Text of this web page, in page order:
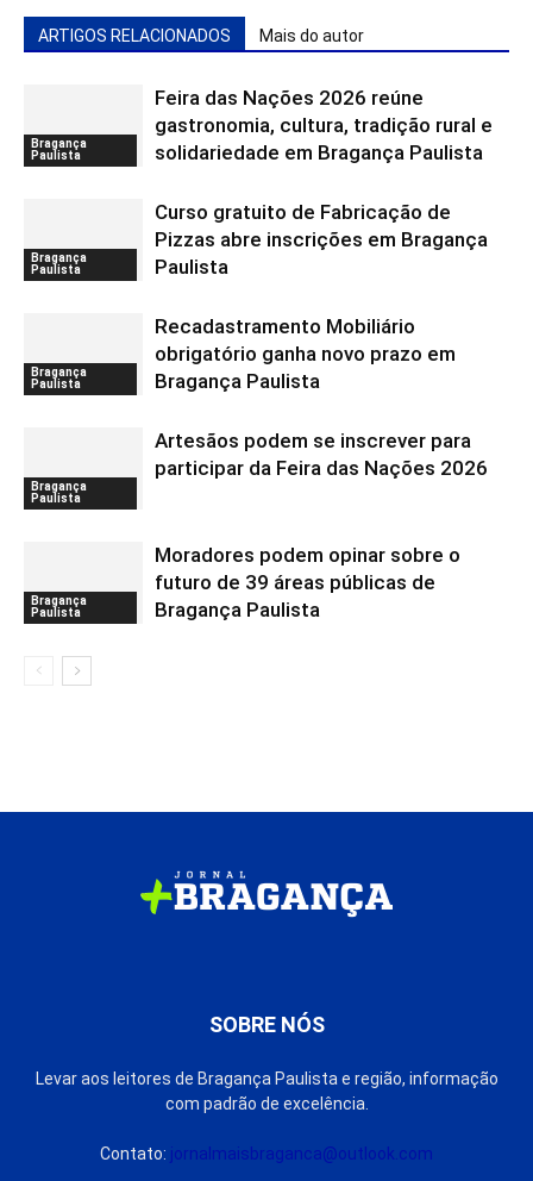
ARTIGOS RELACIONADOS Mais do autor
Bragança
Paulista
Feira das Nações 2026 reúne
gastronomia, cultura, tradição rural e
solidariedade em Bragança Paulista
Bragança
Paulista
Curso gratuito de Fabricação de
Pizzas abre inscrições em Bragança
Paulista
Bragança
Paulista
Recadastramento Mobiliário
obrigatório ganha novo prazo em
Bragança Paulista
Bragança
Paulista
Artesãos podem se inscrever para
participar da Feira das Nações 2026
Bragança
Paulista
Moradores podem opinar sobre o
futuro de 39 áreas públicas de
Bragança Paulista
SOBRE NÓS
Levar aos leitores de Bragança Paulista e região, informação
com padrão de excelência.
Contato: jornalmaisbraganca@outlook.com